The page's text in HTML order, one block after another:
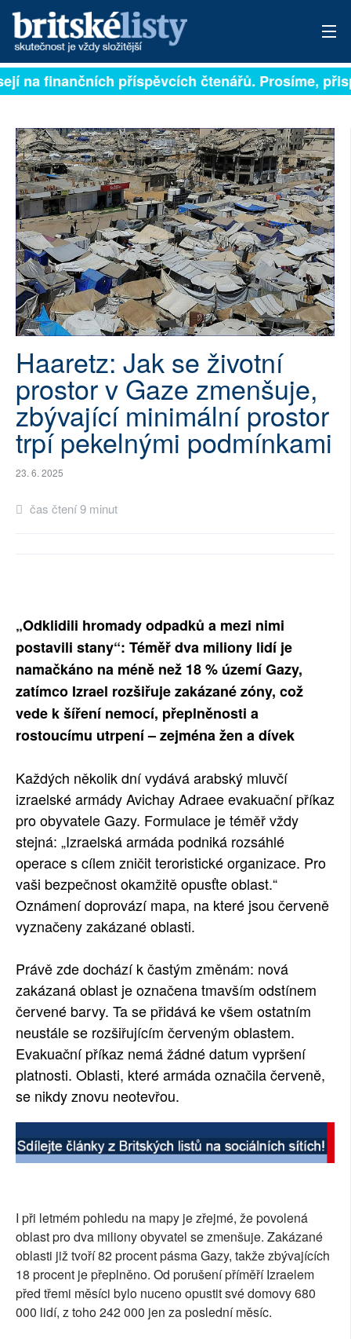
PŘIHLÁSIT
ARCHIV
ROZHOVORY
TÉMATA
NEJČTENĚJŠÍ ZA 7 DNÍ
AUTOŘI
PŘÍSPĚVKY NA PROVOZ
SOCIÁLNÍ SÍTĚ
RUBRIKY
PLNÁ VERZE STRÁNEK
na finančních příspěvcích čtenářů. Prosíme,
Haaretz: Jak se životní
prostor v Gaze zmenšuje,
zbývající minimální prostor
trpí pekelnými podmínkami
23. 6. 2025
čas čtení 9 minut
„Odklidili hromady odpadků a mezi nimi
postavili stany“: Téměř dva miliony lidí je
namačkáno na méně než 18 % území Gazy,
zatímco Izrael rozšiřuje zakázané zóny, což
vede k šíření nemocí, přeplněnosti a
rostoucímu utrpení – zejména žen a dívek
Každých několik dní vydává arabský mluvčí
izraelské armády Avichay Adraee evakuační příkaz
pro obyvatele Gazy. Formulace je téměř vždy
stejná: „Izraelská armáda podniká rozsáhlé
operace s cílem zničit teroristické organizace. Pro
vaši bezpečnost okamžitě opusťte oblast.“
Oznámení doprovází mapa, na které jsou červeně
vyznačeny zakázané oblasti.
Právě zde dochází k častým změnám: nová
zakázaná oblast je označena tmavším odstínem
červené barvy. Ta se přidává ke všem ostatním
neustále se rozšiřujícím červeným oblastem.
Evakuační příkaz nemá žádné datum vypršení
platnosti. Oblasti, které armáda označila červeně,
se nikdy znovu neotevřou.
I při letmém pohledu na mapy je zřejmé, že povolená
oblast pro dva miliony obyvatel se zmenšuje. Zakázané
oblasti již tvoří 82 procent pásma Gazy, takže zbývajících
18 procent je přeplněno. Od porušení příměří Izraelem
před třemi měsíci bylo nuceno opustit své domovy 680
000 lidí, z toho 242 000 jen za poslední měsíc.